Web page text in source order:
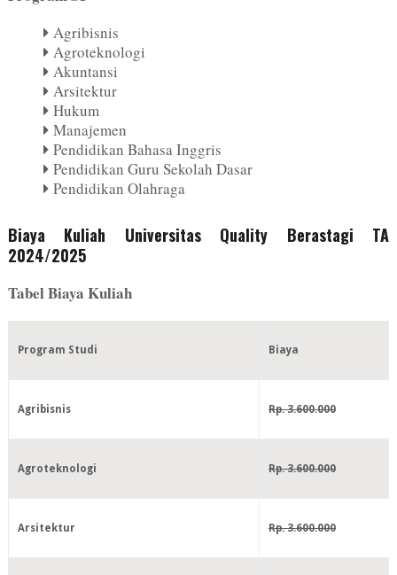
Agribisnis
Agroteknologi
Akuntansi
Arsitektur
Hukum
Manajemen
Pendidikan Bahasa Inggris
Pendidikan Guru Sekolah Dasar
Pendidikan Olahraga
Biaya Kuliah Universitas Quality Berastagi TA
2024/2025
Tabel Biaya Kuliah
Program Studi Biaya
Agribisnis Rp. 3.600.000
Agroteknologi Rp. 3.600.000
Arsitektur Rp. 3.600.000